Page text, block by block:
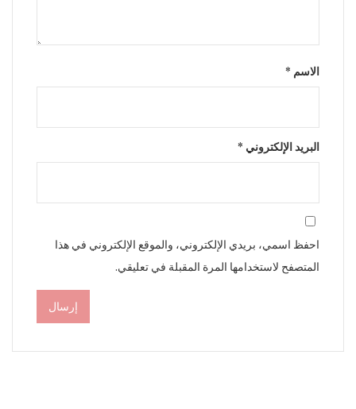
الاسم *
البريد الإلكتروني *
احفظ اسمي، بريدي الإلكتروني، والموقع الإلكتروني في هذا
المتصفح لاستخدامها المرة المقبلة في تعليقي.